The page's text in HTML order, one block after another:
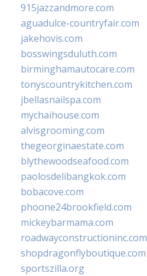
915jazzandmore.com
aguadulce-countryfair.com
jakehovis.com
bosswingsduluth.com
birminghamautocare.com
tonyscountrykitchen.com
jbellasnailspa.com
mychaihouse.com
alvisgrooming.com
thegeorginaestate.com
blythewoodseafood.com
paolosdelibangkok.com
bobacove.com
phoone24brookfield.com
mickeybarmama.com
roadwayconstructioninc.com
shopdragonflyboutique.com
sportszilla.org